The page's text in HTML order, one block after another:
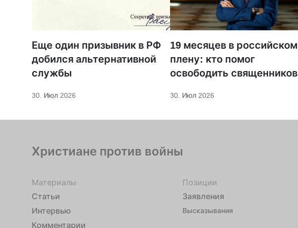
Еще один призывник в РФ
добился альтернативной
службы
30. Июл 2026
19 месяцев в российском
плену: кто помог
освободить священников
30. Июл 2026
Христиане против войны
Материалы
Статьи
Интервью
Комментарии
Позиции
Заявления
Высказывания